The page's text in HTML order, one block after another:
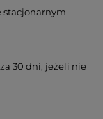
stacjonarnym
za 30 dni, jeżeli nie